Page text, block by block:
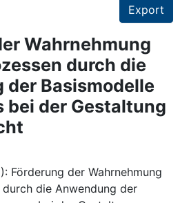
Export
Wahrnehmung
durch die
der Basismodelle
bei der Gestaltung
Förderung der Wahrnehmung
die Anwendung der